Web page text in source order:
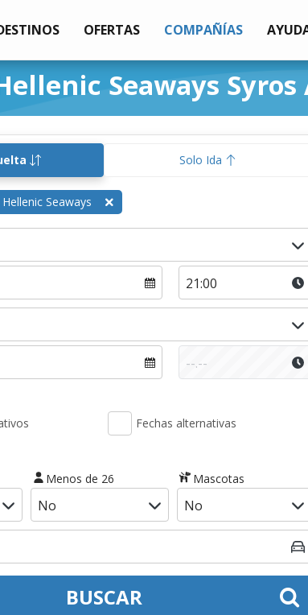
OFERTAS COMPAÑÍAS
Seaways Syros
Solo Ida
Seaways
Fechas alternativas
Menos de 26 Mascotas
BUSCAR